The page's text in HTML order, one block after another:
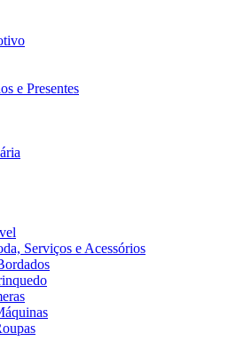
e Presentes
Serviços e Acessórios